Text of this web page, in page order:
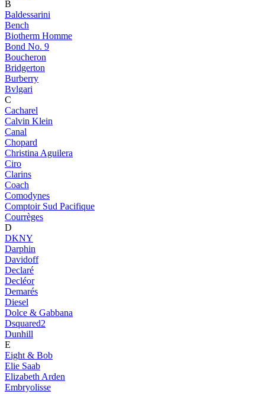
B
Baldessarini
Bench
Biotherm Homme
Bond No. 9
Boucheron
Bridgerton
Burberry
Bvlgari
C
Cacharel
Calvin Klein
Canal
Chopard
Christina Aguilera
Ciro
Clarins
Coach
Comodynes
Comptoir Sud Pacifique
Courrèges
D
DKNY
Darphin
Davidoff
Declaré
Decléor
Demarés
Diesel
Dolce & Gabbana
Dsquared2
Dunhill
E
Eight & Bob
Elie Saab
Elizabeth Arden
Embryolisse